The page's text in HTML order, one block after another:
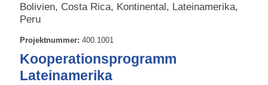
Bolivien, Costa Rica, Kontinental, Lateinamerika,
Peru
Projektnummer: 400.1001
Kooperationsprogramm
Lateinamerika